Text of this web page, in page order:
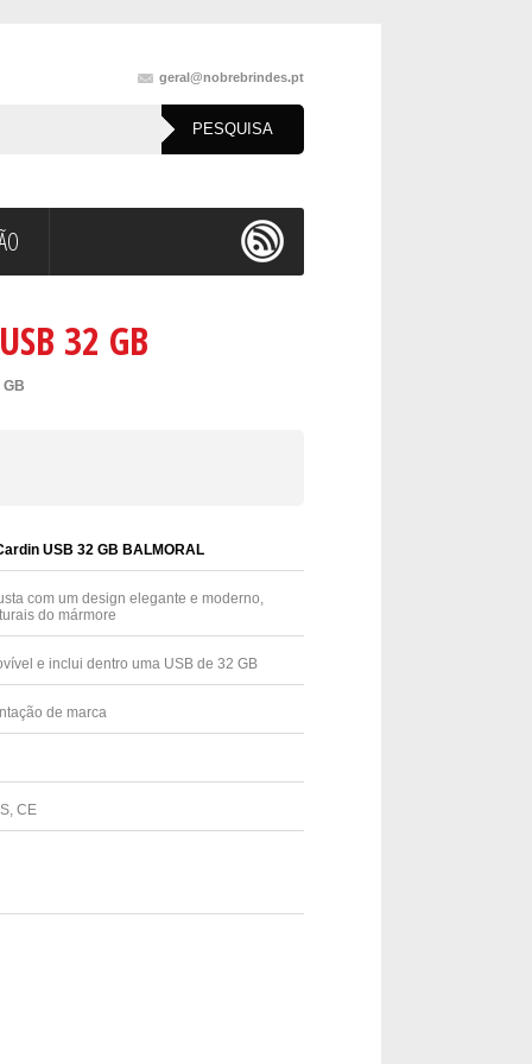
geral@nobrebrindes.pt
32 GB
USB 32 GB BALMORAL
com um design elegante e moderno,
do mármore
e inclui dentro uma USB de 32 GB
de marca
CE